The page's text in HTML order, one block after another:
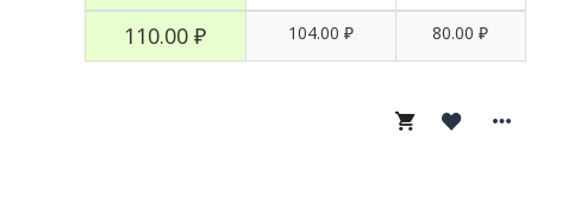
110.00 ₽ 104.00 ₽ 80.00 ₽